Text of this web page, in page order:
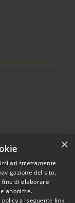
convenzionato
Astigov
×
strettamente
del sito,
fine di elaborare
anonime.
al seguente link